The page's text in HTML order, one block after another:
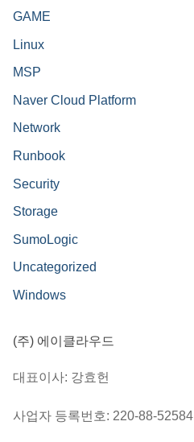
GAME
Linux
MSP
Naver Cloud Platform
Network
Runbook
Security
Storage
SumoLogic
Uncategorized
Windows
(주) 에이클라우드
대표이사: 강효헌
사업자 등록번호: 220-88-52584